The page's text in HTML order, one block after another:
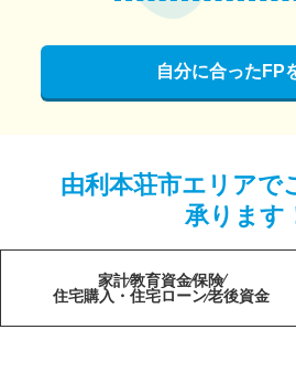
自分に合ったFP
由利本荘市エリアで
承ります
家計教育資金保険
住宅購入・住宅ローン老後資金